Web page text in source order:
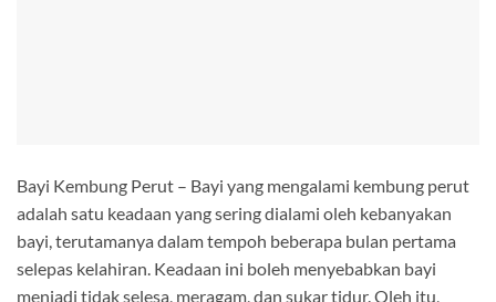
Bayi Kembung Perut – Bayi yang mengalami kembung perut
adalah satu keadaan yang sering dialami oleh kebanyakan
bayi, terutamanya dalam tempoh beberapa bulan pertama
selepas kelahiran. Keadaan ini boleh menyebabkan bayi
menjadi tidak selesa, meragam, dan sukar tidur. Oleh itu,